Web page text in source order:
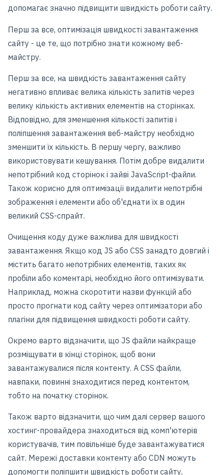
допомагає значно підвищити швидкість роботи сайту.
Перш за все, оптимізація швидкості завантаження
сайту - це те, що потрібно знати кожному веб-
майстру.
Перш за все, на швидкість завантаження сайту
негативно впливає велика кількість запитів через
велику кількість активних елементів на сторінках.
Відповідно, для зменшення кількості запитів і
поліпшення завантаження веб-майстру необхідно
зменшити їх кількість. В першу чергу, важливо
використовувати кешування. Потім добре видалити
непотрібний код сторінок і зайві JavaScript-файли.
Також корисно для оптимізації видалити непотрібні
зображення і елементи або об'єднати їх в один
великий CSS-спрайт.
Очищення коду дуже важлива для швидкості
завантаження. Якщо код JS або CSS занадто довгий і
містить багато непотрібних елементів, таких як
пробіли або коментарі, необхідно його оптимізувати.
Наприклад, можна скоротити назви функцій або
просто прогнати код сайту через оптимізатори або
плагіни для підвищення швидкості роботи сайту.
Окремо варто відзначити, що JS файли найкраще
розміщувати в кінці сторінок, щоб вони
завантажувалися після контенту. А CSS файли,
навпаки, повинні знаходитися перед контентом,
тобто на початку сторінок.
Також варто відзначити, що чим далі сервер вашого
хостинг-провайдера знаходиться від комп'ютерів
користувачів, тим повільніше буде завантажуватися
сайт. Мережі доставки контенту або CDN можуть
допомогти поліпшити швидкість роботи сайту,